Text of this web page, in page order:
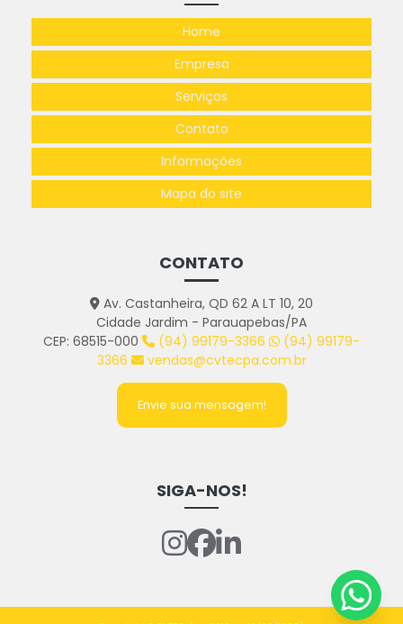
Home
Empresa
Serviços
Contato
Informações
Mapa do site
CONTATO
Av. Castanheira, QD 62 A LT 10, 20
Cidade Jardim - Parauapebas/PA
CEP: 68515-000
(94) 99179-3366
(94) 99179-
3366
vendas@cvtecpa.com.br
Envie sua mensagem!
SIGA-NOS!